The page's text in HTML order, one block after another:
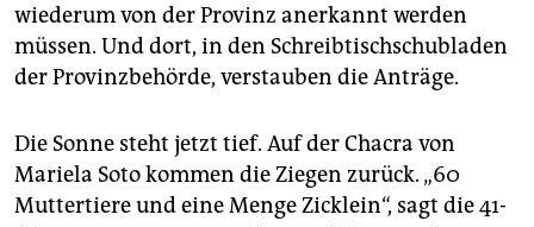
wiederum von der Provinz anerkannt werden
müssen. Und dort, in den Schreibtischschubladen
der Provinzbehörde, verstauben die Anträge.
Die Sonne steht jetzt tief. Auf der Chacra von
Mariela Soto kommen die Ziegen zurück. „60
Muttertiere und eine Menge Zicklein“, sagt die 41-